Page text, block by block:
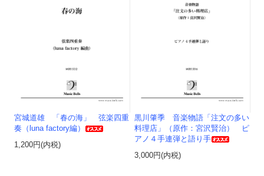
宮城道雄 「春の海」 弦楽四重
奏（luna factory編）
1,200円(内税)
黒川肇季 音楽物語「注文の多い
料理店」（原作：宮沢賢治） ピ
アノ４手連弾と語り手
3,000円(内税)